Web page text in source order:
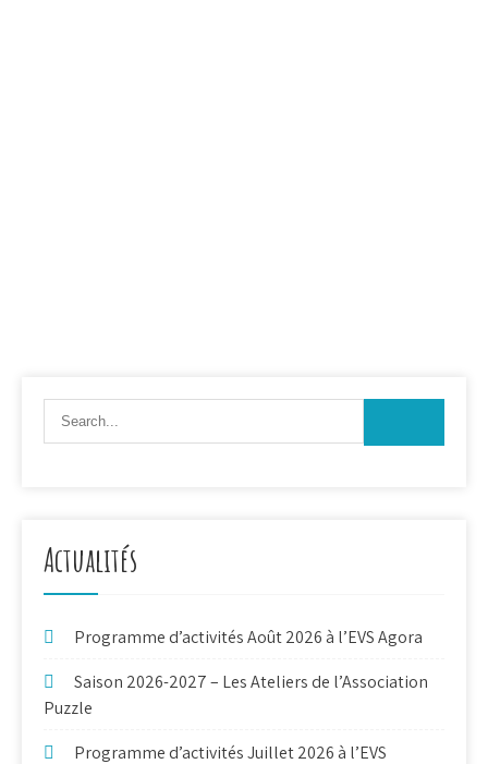
Actualités
Programme d’activités Août 2026 à l’EVS Agora
Saison 2026-2027 – Les Ateliers de l’Association
Puzzle
Programme d’activités Juillet 2026 à l’EVS